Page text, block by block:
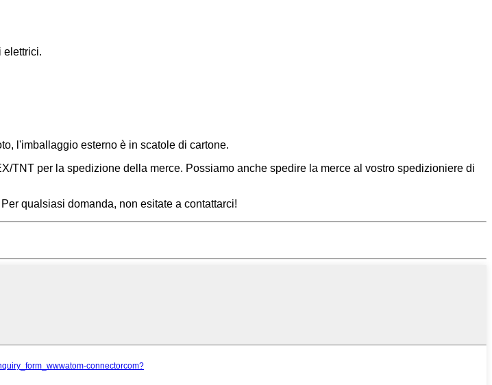
elettrici.
l'imballaggio esterno è in scatole di cartone.
TNT per la spedizione della merce. Possiamo anche spedire la merce al vostro spedizioniere di
qualsiasi domanda, non esitate a contattarci!